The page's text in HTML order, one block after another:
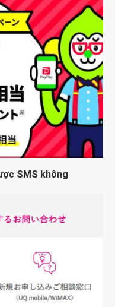
SMS không